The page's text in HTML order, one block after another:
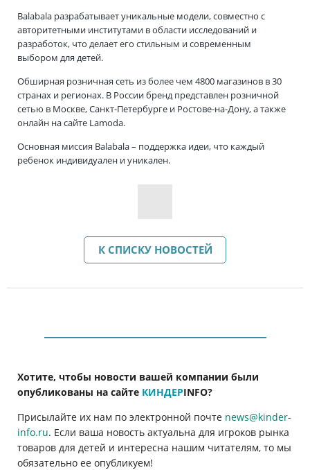
Balabala разрабатывает уникальные модели, совместно с
авторитетными институтами в области исследований и
разработок, что делает его стильным и современным
выбором для детей.
Обширная розничная сеть из более чем 4800 магазинов в 30
странах и регионах. В России бренд представлен розничной
сетью в Москве, Санкт-Петербурге и Ростове-на-Дону, а также
онлайн на сайте Lamoda.
Основная миссия Balabala – поддержка идеи, что каждый
ребенок индивидуален и уникален.
К СПИСКУ НОВОСТЕЙ
Хотите, чтобы новости вашей компании были
опубликованы на сайте КИНДЕРINFO?
Присылайте их нам по электронной почте news@kinder-
info.ru. Если ваша новость актуальна для игроков рынка
товаров для детей и интересна нашим читателям, то мы
обязательно ее опубликуем!